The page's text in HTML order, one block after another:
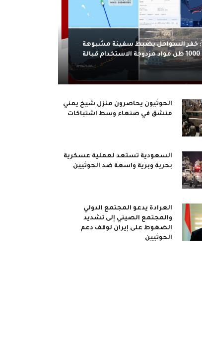
خفر السواحل يضبط سفينة مشبوهة
تحمل 1000 طن مواد مزدوجة الاستخدام قبالة
الحوثيون يحاصرون منزل شيخ يمني
منشق في صنعاء وسط اشتباكات
السعودية تستعد لعملية عسكرية
بحرية وبرية واسعة ضد الحوثيين
العرادة يدعو المجتمع الدولي
والمجتمع الصيني إلى تشديد
الضغوط على إيران لوقف دعم
الحوثيين